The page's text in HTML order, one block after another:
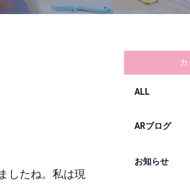
したね。私は現
ALL
ARブログ
お知らせ